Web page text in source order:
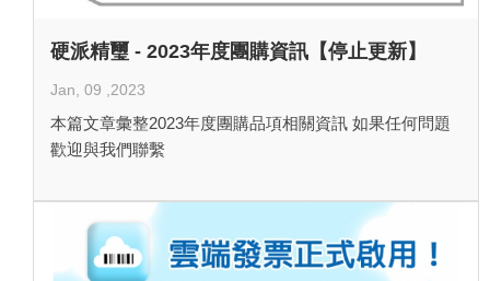
硬派精璽 - 2023年度團購資訊【停止更新】
Jan, 09 ,2023
本篇文章彙整2023年度團購品項相關資訊 如果任何問題
歡迎與我們聯繫